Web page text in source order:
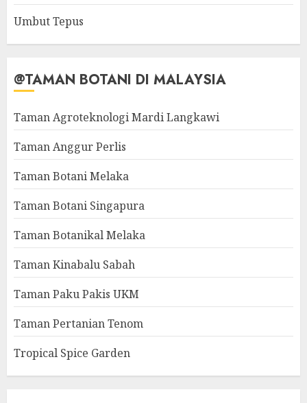
Umbut Tepus
@TAMAN BOTANI DI MALAYSIA
Taman Agroteknologi Mardi Langkawi
Taman Anggur Perlis
Taman Botani Melaka
Taman Botani Singapura
Taman Botanikal Melaka
Taman Kinabalu Sabah
Taman Paku Pakis UKM
Taman Pertanian Tenom
Tropical Spice Garden